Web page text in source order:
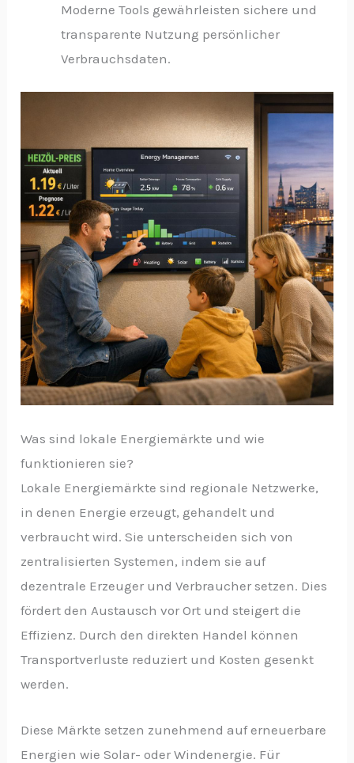
Moderne Tools gewährleisten sichere und
transparente Nutzung persönlicher
Verbrauchsdaten.
Was sind lokale Energiemärkte und wie
funktionieren sie?
Lokale Energiemärkte sind regionale Netzwerke,
in denen Energie erzeugt, gehandelt und
verbraucht wird. Sie unterscheiden sich von
zentralisierten Systemen, indem sie auf
dezentrale Erzeuger und Verbraucher setzen. Dies
fördert den Austausch vor Ort und steigert die
Effizienz. Durch den direkten Handel können
Transportverluste reduziert und Kosten gesenkt
werden.
Diese Märkte setzen zunehmend auf erneuerbare
Energien wie Solar- oder Windenergie. Für